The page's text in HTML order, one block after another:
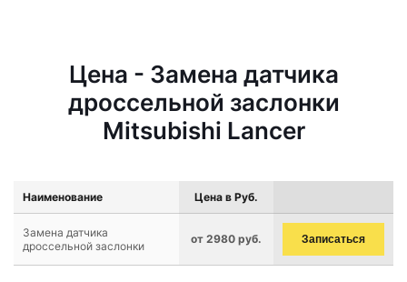
Цена - Замена датчика
дроссельной заслонки
Mitsubishi Lancer
Наименование Цена в Руб.
Замена датчика
дроссельной заслонки
от 2980 руб. Записаться